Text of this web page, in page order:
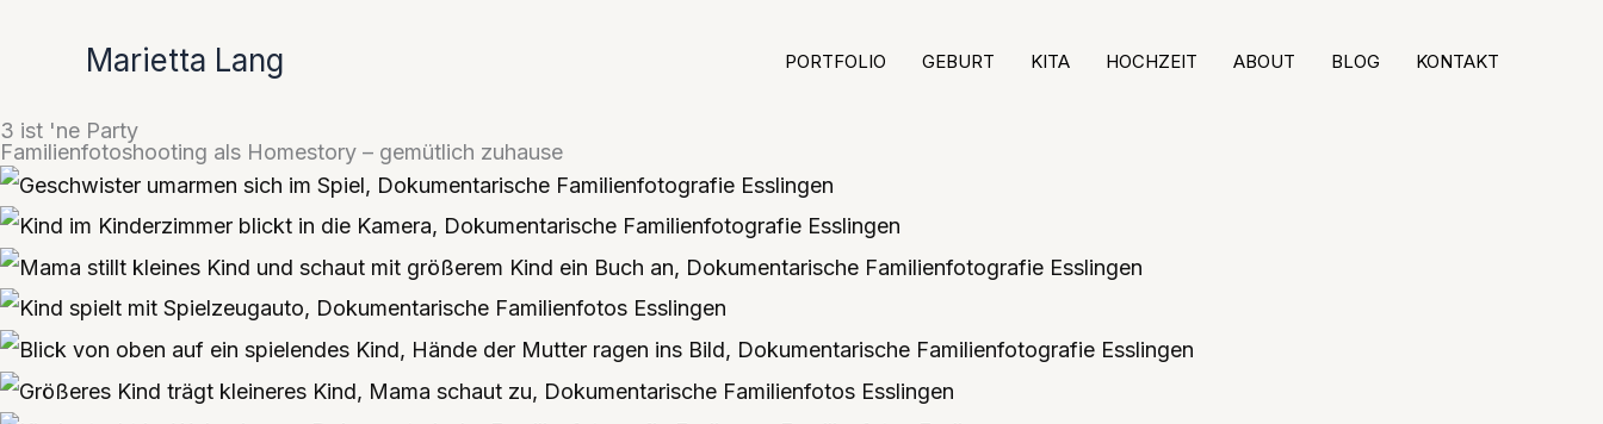
Marietta Lang PORTFOLIO GEBURT KITA HOCHZEIT ABOUT BLOG KONTAKT
3 ist 'ne Party
Familienfotoshooting als Homestory – gemütlich zuhause